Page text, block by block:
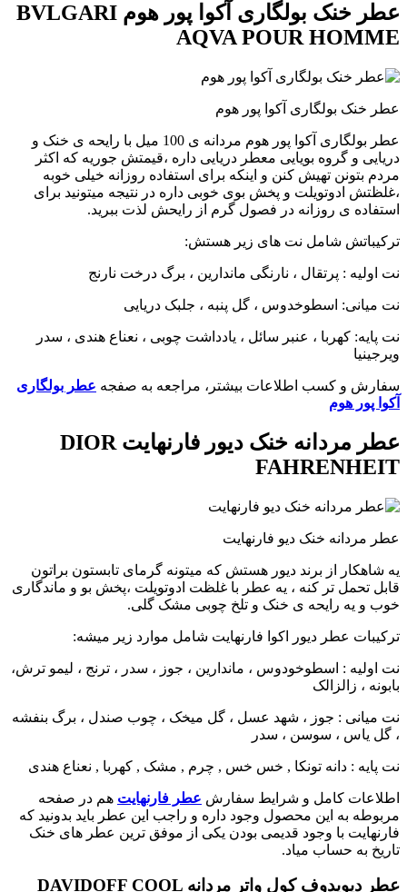
عطر خنک بولگاری آکوا پور هوم BVLGARI
AQVA POUR HOMME
عطر خنک بولگاری آکوا پور هوم
عطر بولگاری آکوا پور هوم مردانه ی 100 میل با رایحه ی خنک و
دریایی و گروه بویایی معطر دریایی داره ،قیمتش جوریه که اکثر
مردم بتونن تهیش کنن و اینکه برای استفاده روزانه خیلی خوبه
،غلظتش ادوتویلت و‌ پخش بوی خوبی داره در نتیجه میتونید برای
استفاده ی روزانه در فصول گرم از رایحش لذت ببرید.
ترکیباتش شامل نت های زیر هستش:
نت اولیه : پرتقال ، نارنگی ماندارین ، برگ درخت نارنج
نت میانی: اسطوخدوس ، گل پنبه ، جلبک دریایی
نت پایه: کهربا ، عنبر سائل ، یادداشت چوبی ، نعناع هندی ، سدر
ویرجینیا
سفارش و کسب اطلاعات بیشتر، مراجعه به صفجه عطر بولگاری
آکوا پور هوم
عطر مردانه خنک دیور فارنهایت DIOR
FAHRENHEIT
عطر مردانه خنک دیو فارنهایت
یه شاهکار از برند دیور هستش که میتونه گرمای تابستون براتون
قابل تحمل تر کنه ، یه عطر با غلظت ادوتویلت ،پخش بو و ماندگاری
خوب و یه رایحه ی خنک و تلخ چوبی مشک گلی.
ترکیبات عطر دیور اکوا فارنهایت شامل موارد زیر میشه:
نت اولیه : اسطوخودوس ، ماندارین ، جوز ، سدر ، ترنج ، لیمو ترش،
بابونه ، زالزالک
نت میانی : جوز ، شهد عسل ، گل میخک ، چوب صندل ، برگ بنفشه
، گل یاس ، سوسن ، سدر
نت پایه : دانه تونکا , خس خس , چرم , مشک , کهربا , نعناع هندی
اطلاعات کامل و شرایط سفارش عطر فارنهایت هم در صفحه
مربوطه به این محصول وجود داره و راجب این عطر باید بدونید که
فارنهایت با وجود قدیمی بودن یکی از موفق ترین عطر های خنک
تاریخ به حساب میاد.
عطر دیویدوف کول واتر مردانه DAVIDOFF COOL